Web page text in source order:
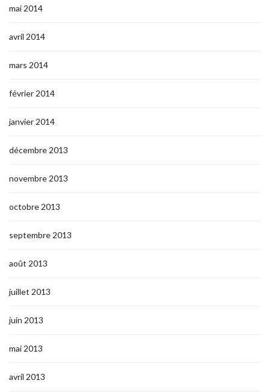
mai 2014
avril 2014
mars 2014
février 2014
janvier 2014
décembre 2013
novembre 2013
octobre 2013
septembre 2013
août 2013
juillet 2013
juin 2013
mai 2013
avril 2013